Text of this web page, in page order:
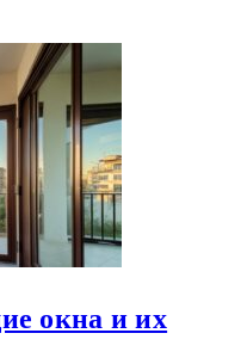
окна и их